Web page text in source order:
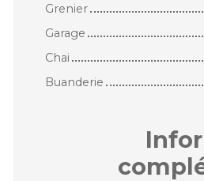
Grenier
Garage
Chai
Buanderie